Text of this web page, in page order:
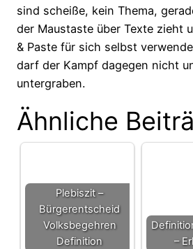
sind scheiße, kein Thema,
der Maustaste über Texte zieht
& Paste für sich selbst
darf der Kampf dagegen nicht
untergraben.
Ähnliche
Plebiszit –
Bürgerentscheid
Volksbegehren
Definition
–